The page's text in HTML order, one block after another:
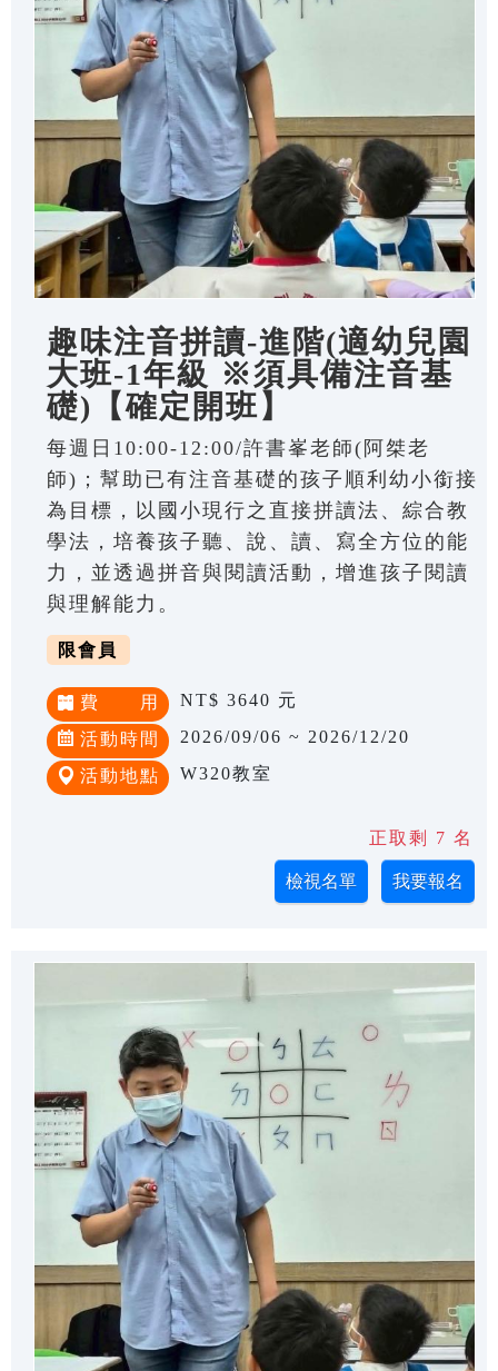
趣味注音拼讀-進階(適幼兒園
大班-1年級 ※須具備注音基
礎)【確定開班】
每週日10:00-12:00/許書峯老師(阿桀老
師)；幫助已有注音基礎的孩子順利幼小銜接
為目標，以國小現行之直接拼讀法、綜合教
學法，培養孩子聽、說、讀、寫全方位的能
力，並透過拼音與閱讀活動，增進孩子閱讀
與理解能力。
限會員
費 用 NT$ 3640 元
活動時間 2026/09/06 ~ 2026/12/20
活動地點 W320教室
正取剩 7 名